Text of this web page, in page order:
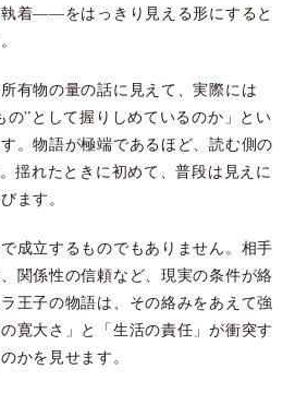
着――をはっきり見える形にすると
有物の量の話に見えて、実際には
の”として握りしめているのか」とい
。物語が極端であるほど、読む側の
揺れたときに初めて、普段は見えに
ます。
成立するものでもありません。相手
関係性の信頼など、現実の条件が絡
王子の物語は、その絡みをあえて強
寛大さ」と「生活の責任」が衝突す
かを見せます。